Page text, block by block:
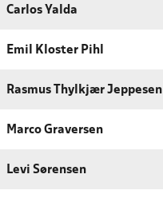
Carlos Yalda
Emil Kloster Pihl
Rasmus Thylkjær Jeppesen
Marco Graversen
Levi Sørensen